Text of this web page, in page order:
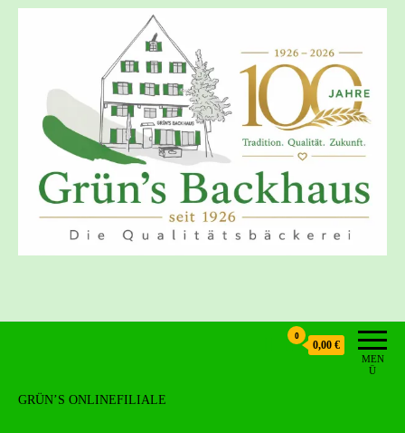
MEN
Ü
0
0,00 €
GRÜN’S ONLINEFILIALE